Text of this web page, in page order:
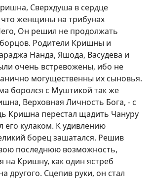
Сверхдуша в сердце
что женщины на трибунах
Он решил не продолжать
Родители Кришны и
Нанда, Яшода, Васудева и
очень встревожены, ибо не
могущественны их сыновья.
боролся с Муштикой так же
Верховная Личность Бога, - с
Кришна перестал щадить Чануру
его кулаком. К удивлению
борец зашатался. Решив
последнюю возможность,
на Кришну, как один ястреб
другого. Сцепив руки, он стал